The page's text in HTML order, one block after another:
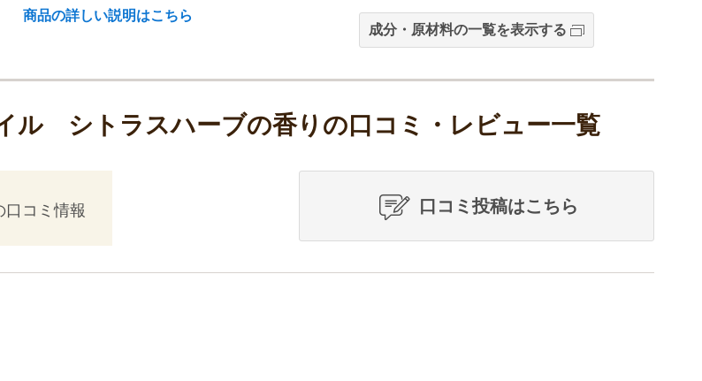
商品の詳しい説明はこちら
成分・原材料の一覧を表示する
ル シトラスハーブの香りの口コミ・レビュー一覧
口コミ投稿はこちら
口コミ情報